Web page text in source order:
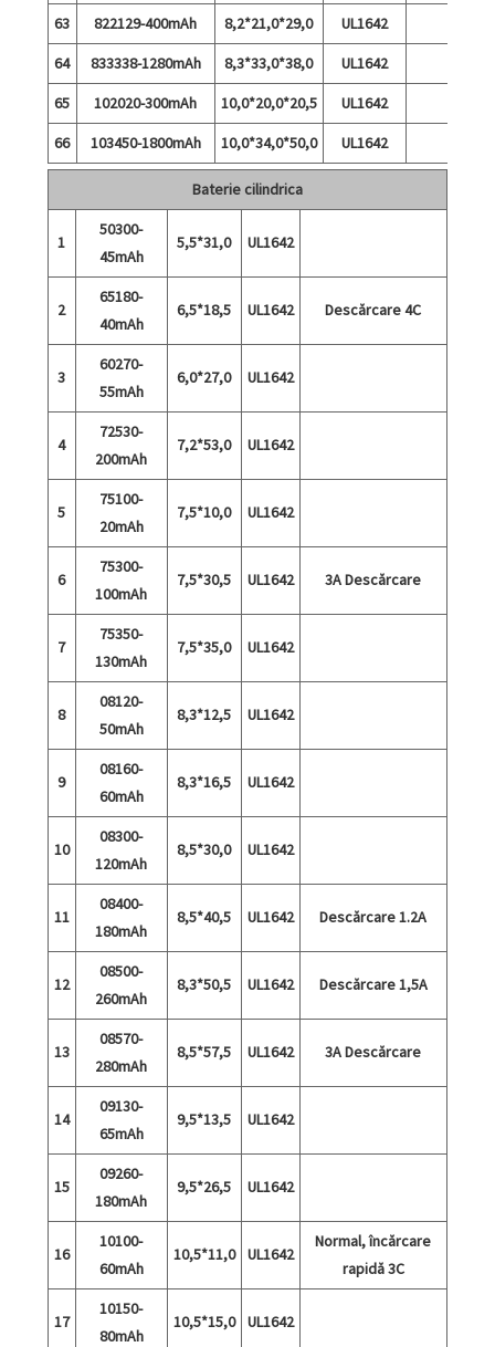
63
822129-400mAh 8,2*21,0*29,0
UL1642
64
833338-1280mAh 8,3*33,0*38,0
UL1642
65
102020-300mAh 10,0*20,0*20,5
UL1642
66
103450-1800mAh 10,0*34,0*50,0 UL1642
Baterie cilindrica
1
50300-
45mAh
5,5*31,0 UL1642
2
65180-
40mAh
6,5*18,5 UL1642 Descărcare 4C
3
60270-
55mAh
6,0*27,0 UL1642
4
72530-
200mAh
7,2*53,0 UL1642
5
75100-
20mAh
7,5*10,0 UL1642
6
75300-
100mAh
7,5*30,5 UL1642 3A Descărcare
7
75350-
130mAh
7,5*35,0 UL1642
8
08120-
50mAh
8,3*12,5 UL1642
9
08160-
60mAh
8,3*16,5 UL1642
10
08300-
120mAh
8,5*30,0 UL1642
11
08400-
180mAh
8,5*40,5 UL1642 Descărcare 1.2A
12
08500-
260mAh
8,3*50,5 UL1642 Descărcare 1,5A
13
08570-
280mAh
8,5*57,5 UL1642 3A Descărcare
14
09130-
65mAh
9,5*13,5 UL1642
15
09260-
180mAh
9,5*26,5 UL1642
16
10100-
60mAh
10,5*11,0 UL1642
Normal, încărcare
rapidă 3C
17
10150-
80mAh
10,5*15,0 UL1642